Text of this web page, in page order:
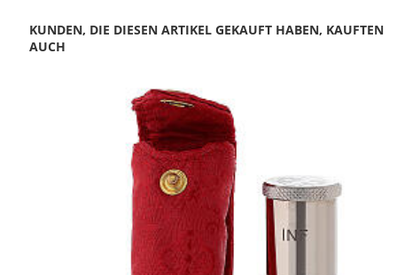
KUNDEN, DIE DIESEN ARTIKEL GEKAUFT HABEN, KAUFTEN
AUCH